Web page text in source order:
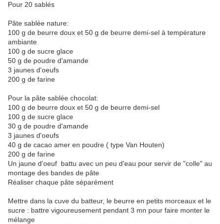
Pour 20 sablés
Pâte sablée nature:
100 g de beurre doux et 50 g de beurre demi-sel à température
ambiante
100 g de sucre glace
50 g de poudre d'amande
3 jaunes d'oeufs
200 g de farine
Pour la pâte sablée chocolat:
100 g de beurre doux et 50 g de beurre demi-sel
100 g de sucre glace
30 g de poudre d'amande
3 jaunes d'oeufs
40 g de cacao amer en poudre ( type Van Houten)
200 g de farine
Un jaune d'oeuf battu avec un peu d'eau pour servir de "colle" au
montage des bandes de pâte
Réaliser chaque pâte séparément
Mettre dans la cuve du batteur, le beurre en petits morceaux et le
sucre : battre vigoureusement pendant 3 mn pour faire monter le
mélange